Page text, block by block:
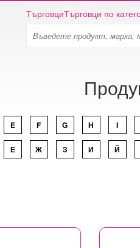
ТърговциТърговци по
E F G H I
Е Ж З И Й